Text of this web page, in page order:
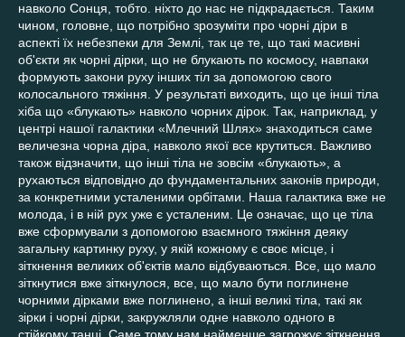
навколо Сонця, тобто. ніхто до нас не підкрадається. Таким
чином, головне, що потрібно зрозуміти про чорні діри в
аспекті їх небезпеки для Землі, так це те, що такі масивні
об'єкти як чорні дірки, що не блукають по космосу, навпаки
формують закони руху інших тіл за допомогою свого
колосального тяжіння. У результаті виходить, що це інші тіла
хіба що «блукають» навколо чорних дірок. Так, наприклад, у
центрі нашої галактики «Млечний Шлях» знаходиться саме
величезна чорна діра, навколо якої все крутиться. Важливо
також відзначити, що інші тіла не зовсім «блукають», а
рухаються відповідно до фундаментальних законів природи,
за конкретними усталеними орбітами. Наша галактика вже не
молода, і в ній рух уже є усталеним. Це означає, що це тіла
вже сформували з допомогою взаємного тяжіння деяку
загальну картинку руху, у якій кожному є своє місце, і
зіткнення великих об'єктів мало відбуваються. Все, що мало
зіткнутися вже зіткнулося, все, що мало бути поглинене
чорними дірками вже поглинено, а інші великі тіла, такі як
зірки і чорні дірки, закружляли одне навколо одного в